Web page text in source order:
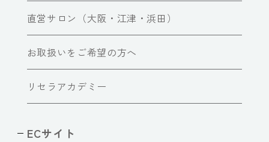
直営サロン（大阪・江津・浜田）
お取扱いをご希望の方へ
リセラアカデミー
ECサイト